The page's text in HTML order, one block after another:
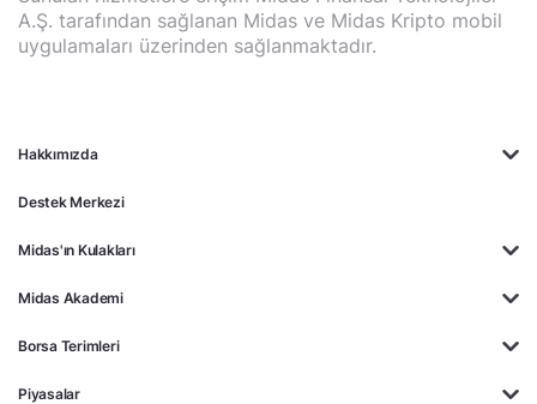
Hakkımızda
Destek Merkezi
Midas'ın Kulakları
Midas Akademi
Borsa Terimleri
Piyasalar
A.Ş. tarafından sağlanan Midas ve Midas Kripto mobil
uygulamaları üzerinden sağlanmaktadır.